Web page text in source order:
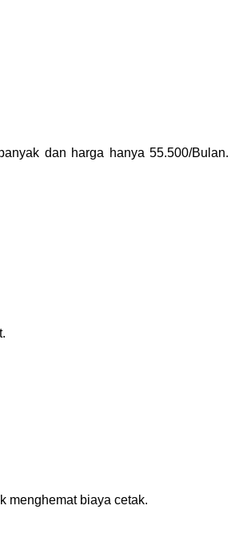
dan harga hanya 55.500/Bulan.
menghemat biaya cetak.